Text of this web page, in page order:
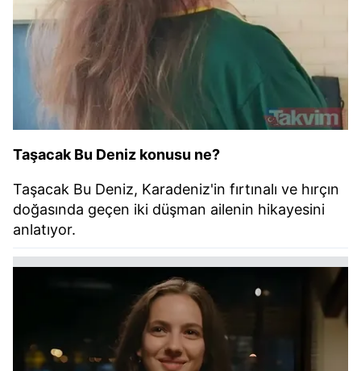
Taşacak Bu Deniz konusu ne?
Taşacak Bu Deniz, Karadeniz'in fırtınalı ve hırçın
doğasında geçen iki düşman ailenin hikayesini
anlatıyor.